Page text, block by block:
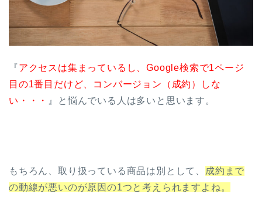
『アクセスは集まっているし、Google検索で1ページ
目の1番目だけど、コンバージョン（成約）しな
い・・・
』と悩んでいる人は多いと思います。
もちろん、取り扱っている商品は別として、
成約まで
の動線が悪いのが原因の1つと考えられますよね。